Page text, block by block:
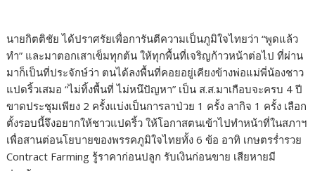
นายกิตติชัย ได้ปราศรัยเพื่อการันตีความเป็นภูมิใจไทยว่า “พูดแล้ว
ทํา” และมาตอกเสาเข็มทุกต้น ให้ทุกพื้นที่เจริญก้าวหน้าต่อไป ที่ผ่าน
มาก็เป็นที่ประจักษ์ว่า ตนได้ลงพื้นที่คอยอยู่เคียงข้างพ่อแม่พี่น้องชาว
แปดริ้วเสมอ “ไม่ทิ้งพื้นที่ ไม่หนึปัญหา” เป็น ส.ส.มาเกือบจะครบ 4 ปี
ขาดประชุมเพียง 2 ครั้งแบ่งเป็นการลาป่วย 1 ครั้ง ลากิจ 1 ครั้ง เลือก
ตั้งรอบนี้จึงอยากให้ชาวแปดริ้ว ให้โอกาสตนเข้าไปทำหน้าที่ในสภาฯ
เพื่อสานต่อนโยบายของพรรคภูมิใจไทยทั้ง 6 ข้อ อาทิ เกษตรร่ำรวย
Contract Farming รู้ราคาก่อนปลูก รับเงินก่อนขาย เสียหายมี